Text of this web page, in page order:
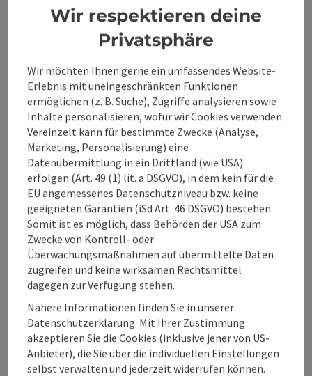
360° Alpenland
erlaubt?
Kannst du
Unterkünfte im
360° Alpenland
direkt buchen?
Warum solltest
du deine
Unterkunft im
360° Alpenland
frühzeitig
buchen?
Wir respektieren deine
Privatsphäre
Wir möchten Ihnen gerne ein umfassendes Website-
Erlebnis mit uneingeschränkten Funktionen
ermöglichen (z. B. Suche), Zugriffe analysieren sowie
Inhalte personalisieren, wofür wir Cookies verwenden.
Vereinzelt kann für bestimmte Zwecke (Analyse,
Marketing, Personalisierung) eine
Datenübermittlung in ein Drittland (wie USA)
erfolgen (Art. 49 (1) lit. a DSGVO), in dem kein für die
EU angemessenes Datenschutzniveau bzw. keine
geeigneten Garantien (iSd Art. 46 DSGVO) bestehen.
Somit ist es möglich, dass Behörden der USA zum
Zwecke von Kontroll- oder
Überwachungsmaßnahmen auf übermittelte Daten
zugreifen und keine wirksamen Rechtsmittel
dagegen zur Verfügung stehen.
Nähere Informationen finden Sie in unserer
Datenschutzerklärung. Mit Ihrer Zustimmung
akzeptieren Sie die Cookies (inklusive jener von US-
Anbieter), die Sie über die individuellen Einstellungen
selbst verwalten und jederzeit widerrufen können.